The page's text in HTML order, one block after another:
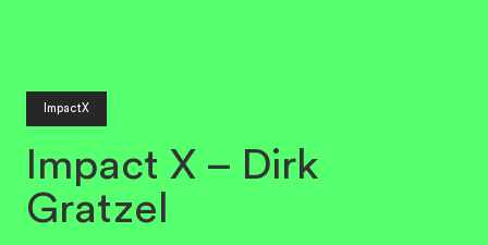
ImpactX
Impact X – Dirk
Gratzel